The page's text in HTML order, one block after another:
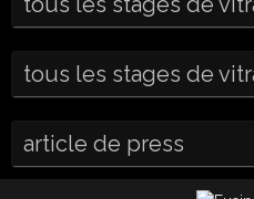
tous les stages de
article de press